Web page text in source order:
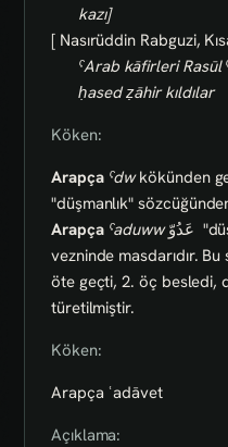
kazı]
[ Nasırüddin Rabguzi,
ˁArab kāfirleri Rasūl
ḥased ẓāhir kıldılar
Köken:
Arapça ˁdwkökünden
"düşmanlık"
Arapça ˁaduww
vezninde masdarıdır.
öte geçti, 2. öç besledi,
türetilmiştir.
Köken:
Arapça ʿadāvet
Açıklama: